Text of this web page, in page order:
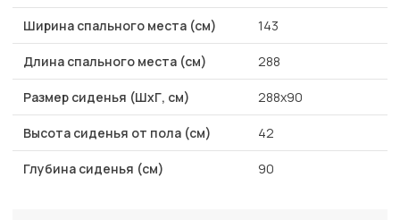
Ширина спального места (см) 143
Длина спального места (см) 288
Размер сиденья (ШхГ, см) 288х90
Высота сиденья от пола (см) 42
Глубина сиденья (см) 90